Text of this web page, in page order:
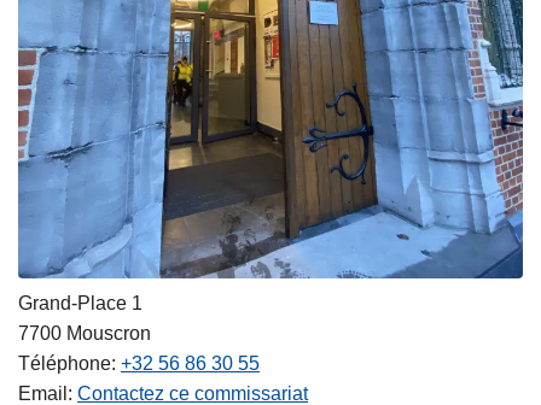
Grand-Place 1
7700 Mouscron
Téléphone +32 56 86 30 55
Email
Contactez ce commissariat